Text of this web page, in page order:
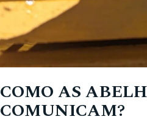
COMO AS
COMUNICAM?